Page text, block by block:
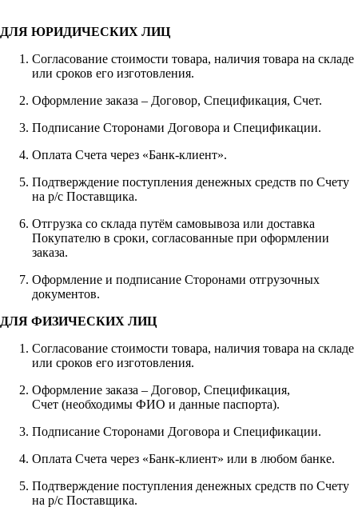
ДЛЯ ЮРИДИЧЕСКИХ ЛИЦ
Согласование стоимости товара, наличия товара на складе
или сроков его изготовления.
Оформление заказа – Договор, Спецификация, Счет.
Подписание Сторонами Договора и Спецификации.
Оплата Счета через «Банк-клиент».
Подтверждение поступления денежных средств по Счету
на р/с Поставщика.
Отгрузка со склада путём самовывоза или доставка
Покупателю в сроки, согласованные при оформлении
заказа.
Оформление и подписание Сторонами отгрузочных
документов.
ДЛЯ ФИЗИЧЕСКИХ ЛИЦ
Согласование стоимости товара, наличия товара на складе
или сроков его изготовления.
Оформление заказа – Договор, Спецификация,
Счет (необходимы ФИО и данные паспорта).
Подписание Сторонами Договора и Спецификации.
Оплата Счета через «Банк-клиент» или в любом банке.
Подтверждение поступления денежных средств по Счету
на р/с Поставщика.